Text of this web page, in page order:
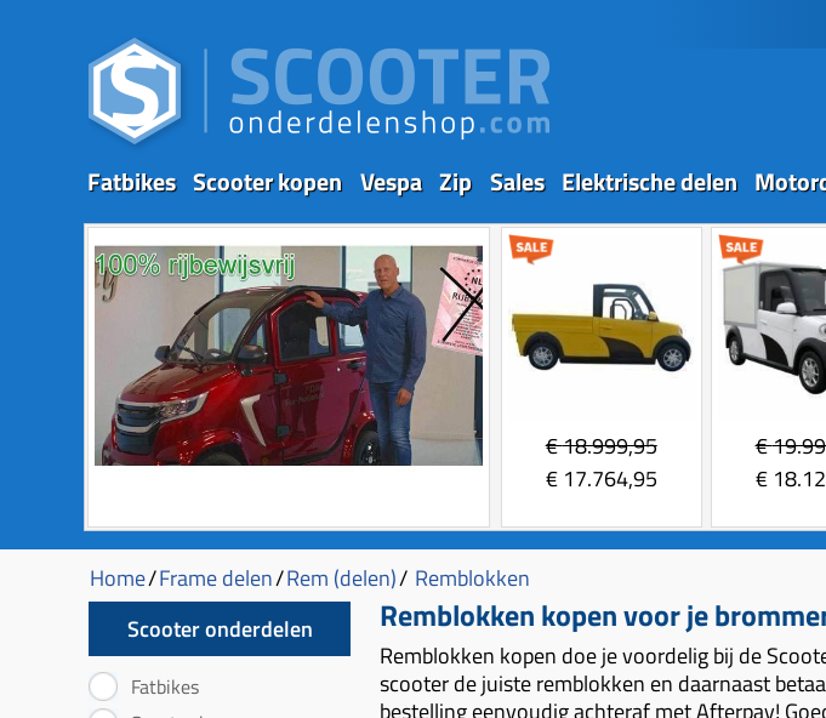
Fatbikes Scooter kopen Vespa Zip Sales Elektrische delen
€18.999,95
€ 17.764,95
€
€
Home/Frame delen/Rem (delen)/ Remblokken
Scooter onderdelen
Fatbikes
Remblokken kopen voor je
Remblokken kopen doe je voordelig bij de
scooter de juiste remblokken en daarnaast
bestelling eenvoudig achteraf met Afterpay!